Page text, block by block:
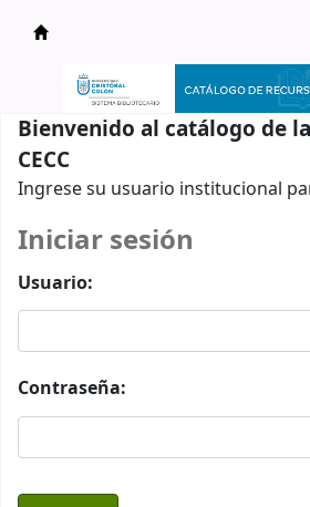
Catálogo en línea
Bienvenido al catálogo de
CECC
Ingrese su usuario institucional
Iniciar sesión
Usuario:
Contraseña: